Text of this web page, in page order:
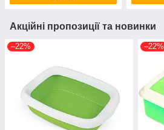
Акційні пропозиції та новинки
–22% –22%